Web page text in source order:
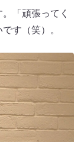
「頑張ってく
す（笑）。